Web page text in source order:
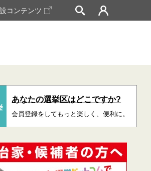
コンテンツ
あなたの選挙区はどこですか?
会員登録をしてもっと楽しく、便利に。